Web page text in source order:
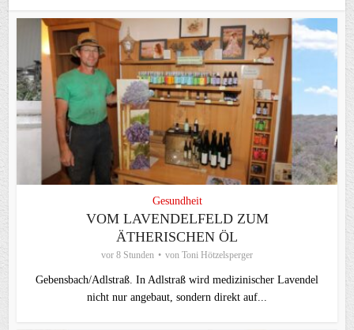
Gesundheit
VOM LAVENDELFELD ZUM
ÄTHERISCHEN ÖL
vor 8 Stunden von Toni Hötzelsperger
Gebensbach/Adlstraß. In Adlstraß wird medizinischer Lavendel
nicht nur angebaut, sondern direkt auf...